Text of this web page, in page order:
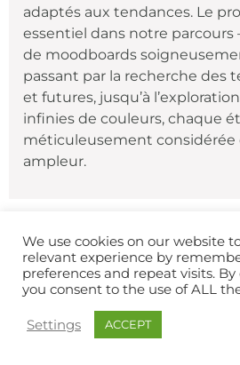
adaptés aux tendances. Le
essentiel dans notre parcours
de moodboards
passant par la recherche des
et futures, jusqu’à
infinies de couleurs, chaque
méticuleusement considérée
ampleur.
DESIGNS
We use cookies on our website
relevant experience by
preferences and repeat visits. By
you consent to the use of ALL
Settings ACCEPT